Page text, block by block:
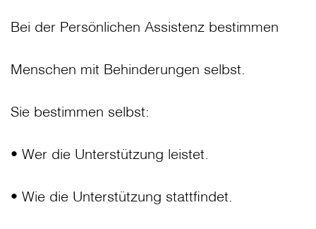
Bei der Persönlichen Assistenz bestimmen
Menschen mit Behinderungen selbst.
Sie bestimmen selbst:
• Wer die Unterstützung leistet.
• Wie die Unterstützung stattfindet.